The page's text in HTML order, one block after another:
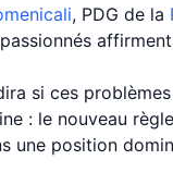
, PDG de la
si ces
: le nouveau
une position